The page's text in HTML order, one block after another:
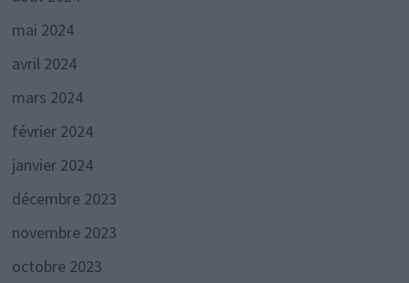
mai 2024
avril 2024
mars 2024
février 2024
janvier 2024
décembre 2023
novembre 2023
octobre 2023